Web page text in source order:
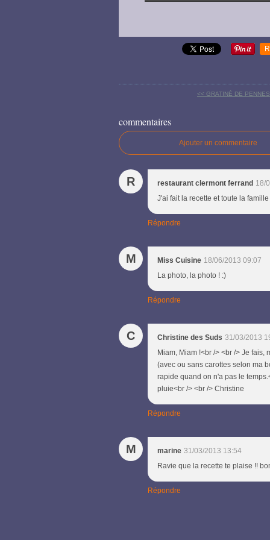
<< GRATINÉ DE
commentaires
Ajouter un commentaire
R restaurant clermont ferrand 18/
J'ai fait la recette et toute la
Répondre
M Miss Cuisine 18/06/2013 09:07
La photo, la photo ! :)
Répondre
C Christine des Suds 31/03/2013
Miam, Miam !<br /> <br /> Je
(avec ou sans carottes selon ma
rapide quand on n'a pas le
pluie<br /> <br /> Christine
Répondre
M marine 31/03/2013 13:54
Ravie que la recette te plaise !!
Répondre